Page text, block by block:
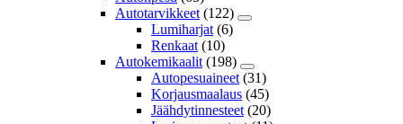
Autotarvikkeet (122)
Lumiharjat (6)
Renkaat (10)
Autokemikaalit (198)
Autopesuaineet (31)
Korjausmaalaus (45)
Jäähdytinnesteet (20)